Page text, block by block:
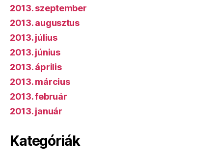
2013. szeptember
2013. augusztus
2013. július
2013. június
2013. április
2013. március
2013. február
2013. január
Kategóriák